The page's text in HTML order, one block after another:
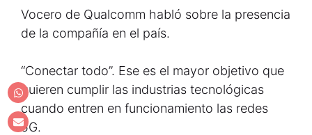
Vocero de Qualcomm habló sobre la presencia
de la compañía en el país.
“Conectar todo”. Ese es el mayor objetivo que
quieren cumplir las industrias tecnológicas
cuando entren en funcionamiento las redes
5G.